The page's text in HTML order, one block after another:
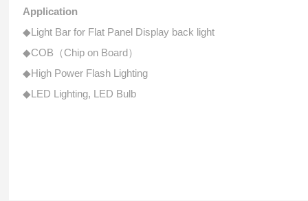
Application
◆Light Bar for Flat Panel Display back light
◆COB（Chip on Board）
◆High Power Flash Lighting
◆LED Lighting, LED Bulb